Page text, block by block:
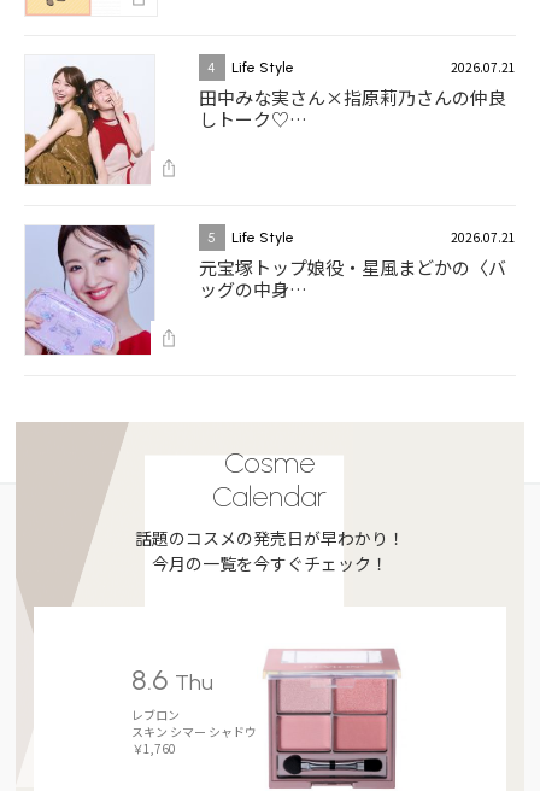
4 Life Style 2026.07.21
田中みな実さん×指原莉乃さんの仲良
しトーク♡…
5 Life Style 2026.07.21
元宝塚トップ娘役・星風まどかの〈バ
ッグの中身…
Cosme
Calendar
話題のコスメの発売日が早わかり！
今月の一覧を今すぐチェック！
8.6 Thu
レブロン
スキン シマー シャドウ
￥1,760